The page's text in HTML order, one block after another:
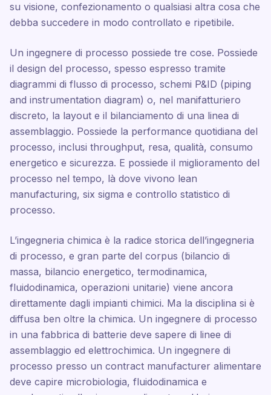
su visione, confezionamento o qualsiasi altra cosa che
debba succedere in modo controllato e ripetibile.
Un ingegnere di processo possiede tre cose. Possiede
il design del processo, spesso espresso tramite
diagrammi di flusso di processo, schemi P&ID (piping
and instrumentation diagram) o, nel manifatturiero
discreto, la layout e il bilanciamento di una linea di
assemblaggio. Possiede la performance quotidiana del
processo, inclusi throughput, resa, qualità, consumo
energetico e sicurezza. E possiede il miglioramento del
processo nel tempo, là dove vivono lean
manufacturing, six sigma e controllo statistico di
processo.
L’ingegneria chimica è la radice storica dell’ingegneria
di processo, e gran parte del corpus (bilancio di
massa, bilancio energetico, termodinamica,
fluidodinamica, operazioni unitarie) viene ancora
direttamente dagli impianti chimici. Ma la disciplina si è
diffusa ben oltre la chimica. Un ingegnere di processo
in una fabbrica di batterie deve sapere di linee di
assemblaggio ed elettrochimica. Un ingegnere di
processo presso un contract manufacturer alimentare
deve capire microbiologia, fluidodinamica e